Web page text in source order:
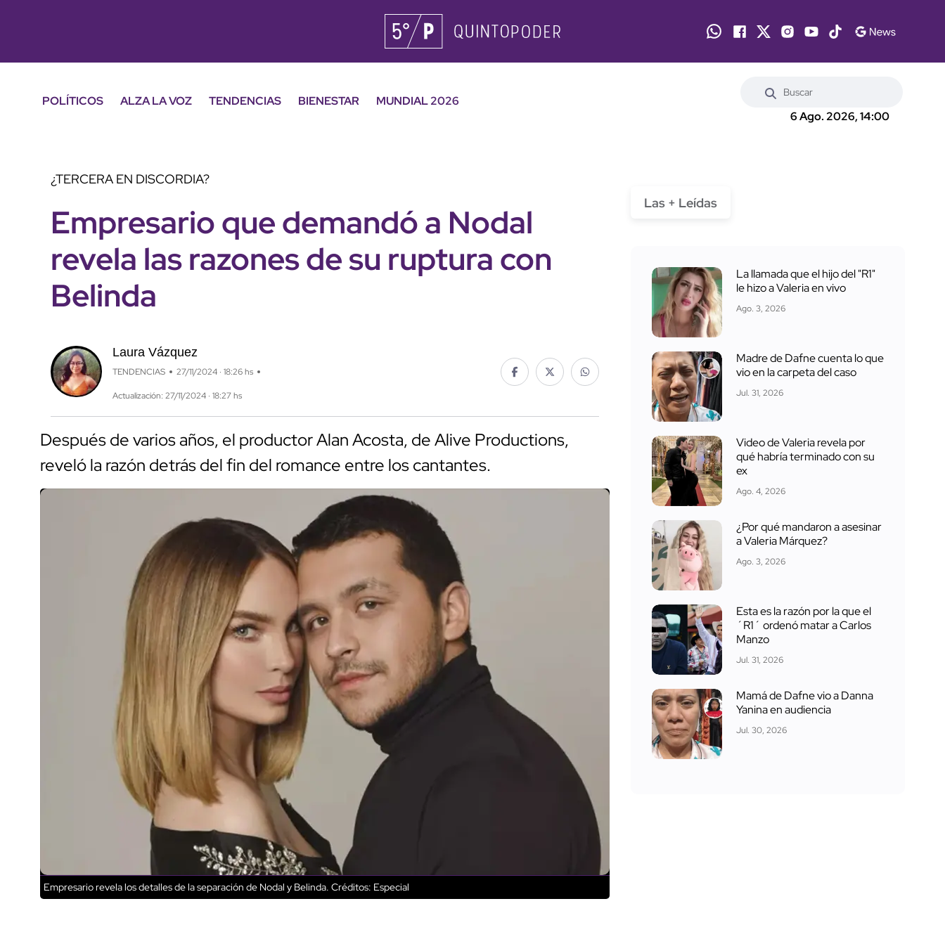
POLÍTICOS ALZA LA VOZ TENDENCIAS BIENESTAR
MUNDIAL 2026
6 Ago. 2026, 14:00
¿TERCERA EN DISCORDIA?
Empresario que demandó a Nodal
revela las razones de su ruptura con
Belinda
Laura Vázquez
TENDENCIAS 27/11/2024 · 18:26 hs
Actualización: 27/11/2024 · 18:27 hs
Después de varios años, el productor Alan Acosta, de Alive Productions,
reveló la razón detrás del fin del romance entre los cantantes.
Empresario revela los detalles de la separación de Nodal y Belinda. Créditos: Especial
Las + Leídas
La llamada que el hijo del "R1"
le hizo a Valeria en vivo
Ago. 3, 2026
Madre de Dafne cuenta lo que
vio en la carpeta del caso
Jul. 31, 2026
Video de Valeria revela por
qué habría terminado con su
ex
Ago. 4, 2026
¿Por qué mandaron a asesinar
a Valeria Márquez?
Ago. 3, 2026
Esta es la razón por la que el
´R1´ ordenó matar a Carlos
Manzo
Jul. 31, 2026
Mamá de Dafne vio a Danna
Yanina en audiencia
Jul. 30, 2026